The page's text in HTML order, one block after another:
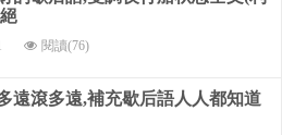
曰：‘劉備，吾儔也。但得計少
矣。’閱讀(76)
遠滾多遠,補充歇后語人人都知道